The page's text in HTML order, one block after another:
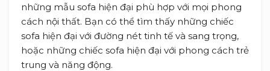
những mẫu sofa hiện đại phù hợp với mọi phong
cách nội thất. Bạn có thể tìm thấy những chiếc
sofa hiện đại với đường nét tinh tế và sang trọng,
hoặc những chiếc sofa hiện đại với phong cách trẻ
trung và năng động.